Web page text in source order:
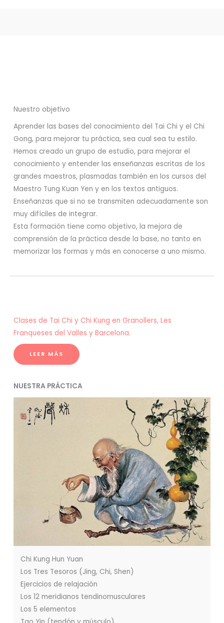
Nuestro objetivo
Aprender las bases del conocimiento del Tai Chi y el Chi
Gong, para mejorar tu práctica, sea cual sea tu estilo.
Hemos creado un grupo de estudio, para mejorar el
conocimiento y entender las enseñanzas escritas de los
grandes maestros, plasmadas también en los cursos del
Maestro Tung Kuan Yen y en los textos antiguos.
Enseñanzas que si no se transmiten adecuadamente son
muy difíciles de integrar.
Esta formación tiene como objetivo, la mejora de
comprensión de la práctica desde la base, no tanto en
memorizar las formas y más en conocerse a uno mismo.
Clases de Tai Chi y Chi Kung en Granollers, Les
Franqueses del Valles y Barcelona.
LEER MÁS
NUESTRA PRÁCTICA
Chi Kung Hun Yuan
Los Tres Tesoros (Jing, Chi, Shen)
Ejercicios de relajación
Los 12 meridianos tendinomusculares
Los 5 elementos